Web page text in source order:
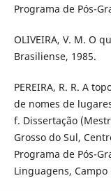
Programa de Pós-
OLIVEIRA, V. M. O
Brasiliense, 1985.
PEREIRA, R. R. A
de nomes de
f. Dissertação
Grosso do Sul,
Programa de Pós-
Linguagens,